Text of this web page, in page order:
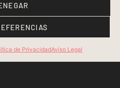
de PrivacidadAviso Legal